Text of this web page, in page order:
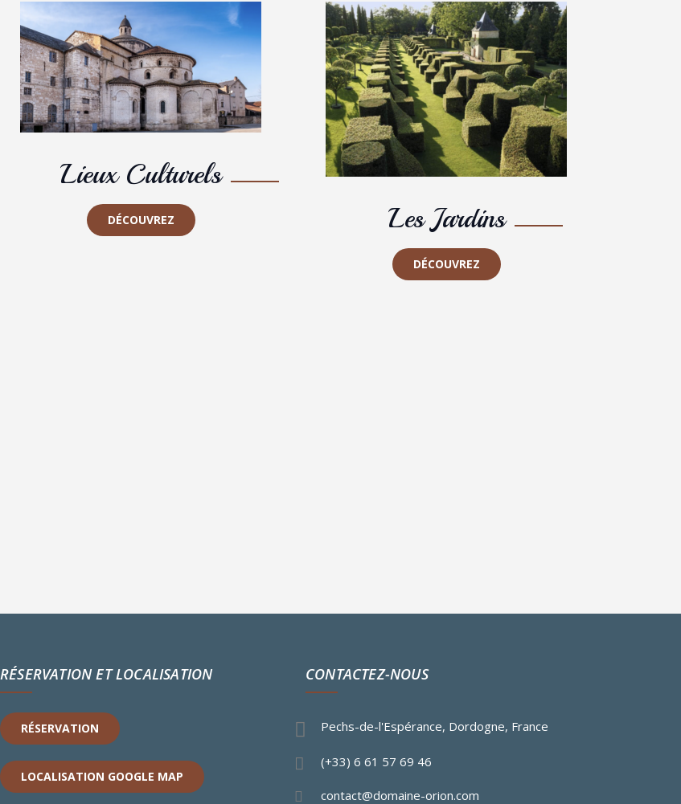
Lieux Culturels
DÉCOUVREZ Les Jardins
DÉCOUVREZ
RÉSERVATION ET LOCALISATION
RÉSERVATION
LOCALISATION GOOGLE MAP
CONTACTEZ-NOUS
Pechs-de-l'Espérance, Dordogne, France
(+33) 6 61 57 69 46
contact@domaine-orion.com